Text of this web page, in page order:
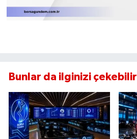
Bunlar da ilginizi çekebilir